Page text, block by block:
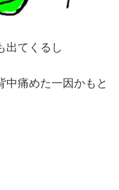
出てくるし
中痛めた一因かもと